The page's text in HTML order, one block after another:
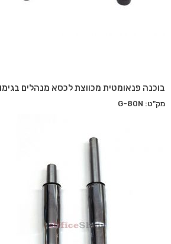
בוכנה פנאומטית מכווצת לכסא מנהלים
מק"ט: G-80N